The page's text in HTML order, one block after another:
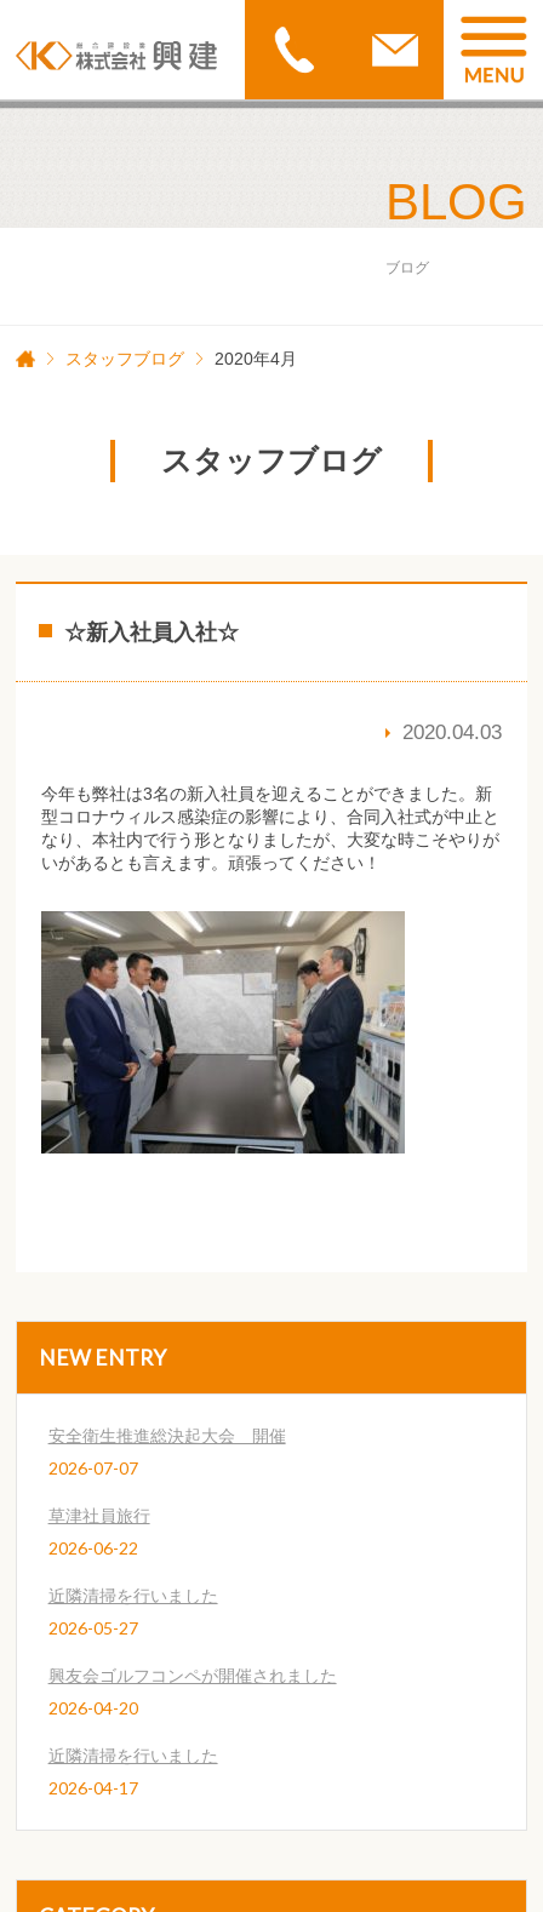
BLOG
ブログ
スタッフブログ 2020年4月
スタッフブログ
☆新入社員入社☆
2020.04.03
今年も弊社は3名の新入社員を迎えることができました。新
型コロナウィルス感染症の影響により、合同入社式が中止と
なり、本社内で行う形となりましたが、大変な時こそやりが
いがあるとも言えます。頑張ってください！
NEW ENTRY
安全衛生推進総決起大会 開催
2026-07-07
草津社員旅行
2026-06-22
近隣清掃を行いました
2026-05-27
興友会ゴルフコンペが開催されました
2026-04-20
近隣清掃を行いました
2026-04-17